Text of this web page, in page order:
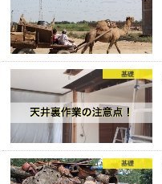
基礎
基礎